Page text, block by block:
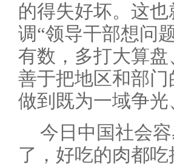
的得失好坏。这
调“领导干部想问
有数，多打大算
善于把地区和部
做到既为一域争
今日中国社会
了，好吃的肉都